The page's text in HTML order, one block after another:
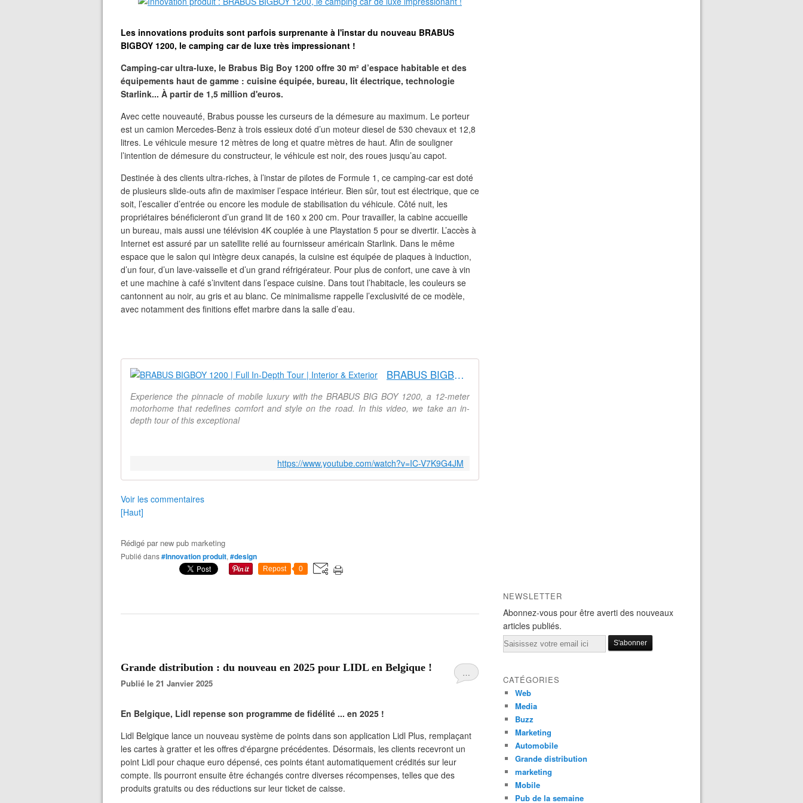
Les innovations produits sont parfois surprenante à l'instar du nouveau BRABUS
BIGBOY 1200, le camping car de luxe très impressionant !
Camping-car ultra-luxe, le Brabus Big Boy 1200 offre 30 m² d’espace habitable et des
équipements haut de gamme : cuisine équipée, bureau, lit électrique, technologie
Starlink... À partir de 1,5 million d'euros.
Avec cette nouveauté, Brabus pousse les curseurs de la démesure au maximum. Le porteur
est un camion Mercedes-Benz à trois essieux doté d’un moteur diesel de 530 chevaux et 12,8
litres. Le véhicule mesure 12 mètres de long et quatre mètres de haut. Afin de souligner
l’intention de démesure du constructeur, le véhicule est noir, des roues jusqu’au capot.
Destinée à des clients ultra-riches, à l’instar de pilotes de Formule 1, ce camping-car est doté
de plusieurs slide-outs afin de maximiser l’espace intérieur. Bien sûr, tout est électrique, que ce
soit, l’escalier d’entrée ou encore les module de stabilisation du véhicule. Côté nuit, les
propriétaires bénéficieront d’un grand lit de 160 x 200 cm. Pour travailler, la cabine accueille
un bureau, mais aussi une télévision 4K couplée à une Playstation 5 pour se divertir. L’accès à
Internet est assuré par un satellite relié au fournisseur américain Starlink. Dans le même
espace que le salon qui intègre deux canapés, la cuisine est équipée de plaques à induction,
d’un four, d’un lave-vaisselle et d’un grand réfrigérateur. Pour plus de confort, une cave à vin
et une machine à café s’invitent dans l’espace cuisine. Dans tout l’habitacle, les couleurs se
cantonnent au noir, au gris et au blanc. Ce minimalisme rappelle l’exclusivité de ce modèle,
avec notamment des finitions effet marbre dans la salle d’eau.
BRABUS BIGBOY 1200 | Full In-Depth Tour | Interior & Exterior
Experience the pinnacle of mobile luxury with the BRABUS BIG BOY 1200, a 12-meter
motorhome that redefines comfort and style on the road. In this video, we take an in-
depth tour of this exceptional
https://www.youtube.com/watch?v=IC-V7K9G4JM
Voir les commentaires
[Haut]
Rédigé par new pub marketing
Publié dans#Innovation produit, #design
Repost 0
…
Grande distribution : du nouveau en 2025 pour LIDL en Belgique !
Publié le 21 Janvier 2025
En Belgique, Lidl repense son programme de fidélité ... en 2025 !
Lidl Belgique lance un nouveau système de points dans son application Lidl Plus, remplaçant
les cartes à gratter et les offres d'épargne précédentes. Désormais, les clients recevront un
point Lidl pour chaque euro dépensé, ces points étant automatiquement crédités sur leur
compte. Ils pourront ensuite être échangés contre diverses récompenses, telles que des
produits gratuits ou des réductions sur leur ticket de caisse.
NEWSLETTER
Abonnez-vous pour être averti des nouveaux
articles publiés.
Email
CATÉGORIES
Web
Media
Buzz
Marketing
Automobile
Grande distribution
marketing
Mobile
Pub de la semaine